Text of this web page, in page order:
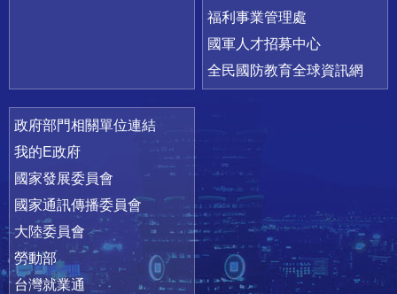
福利事業管理處
國軍人才招募中心
全民國防教育全球資訊網
政府部門相關單位連結
我的E政府
國家發展委員會
國家通訊傳播委員會
大陸委員會
勞動部
台灣就業通